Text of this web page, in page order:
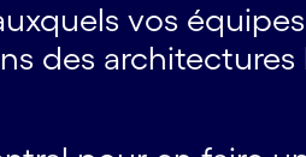
vos
des architectures